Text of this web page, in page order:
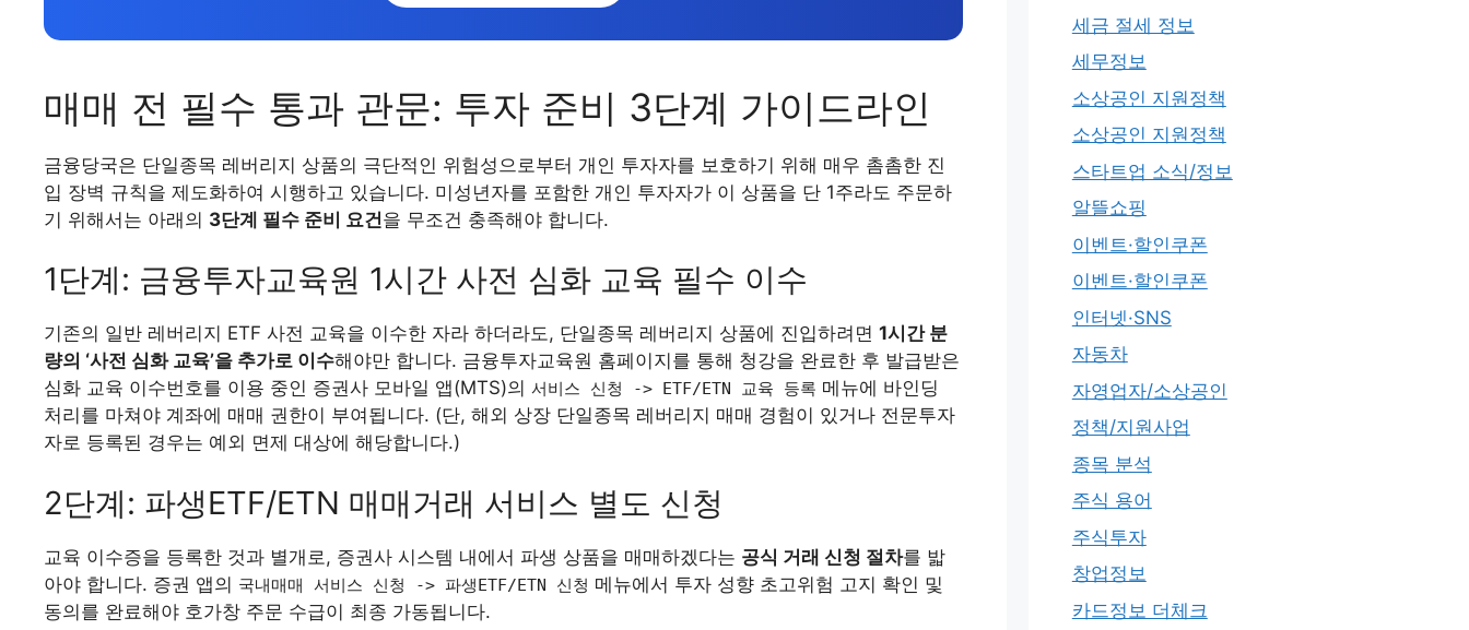
매매 전 필수 통과 관문: 투자 준비 3단계 가이드라인
금융당국은 단일종목 레버리지 상품의 극단적인 위험성으로부터 개인 투자자를 보호하기 위해 매우 촘촘한 진
입 장벽 규칙을 제도화하여 시행하고 있습니다. 미성년자를 포함한 개인 투자자가 이 상품을 단 1주라도 주문하
기 위해서는 아래의 3단계 필수 준비 요건을 무조건 충족해야 합니다.
1단계: 금융투자교육원 1시간 사전 심화 교육 필수 이수
기존의 일반 레버리지 ETF 사전 교육을 이수한 자라 하더라도, 단일종목 레버리지 상품에 진입하려면 1시간 분
량의 ‘사전 심화 교육’을 추가로 이수해야만 합니다. 금융투자교육원 홈페이지를 통해 청강을 완료한 후 발급받은
심화 교육 이수번호를 이용 중인 증권사 모바일 앱(MTS)의 서비스 신청 -> ETF/ETN 교육 등록 메뉴에 바인딩
처리를 마쳐야 계좌에 매매 권한이 부여됩니다. (단, 해외 상장 단일종목 레버리지 매매 경험이 있거나 전문투자
자로 등록된 경우는 예외 면제 대상에 해당합니다.)
2단계: 파생ETF/ETN 매매거래 서비스 별도 신청
교육 이수증을 등록한 것과 별개로, 증권사 시스템 내에서 파생 상품을 매매하겠다는 공식 거래 신청 절차를 밟
아야 합니다. 증권 앱의 국내매매 서비스 신청 -> 파생ETF/ETN 신청 메뉴에서 투자 성향 초고위험 고지 확인 및
동의를 완료해야 호가창 주문 수급이 최종 가동됩니다.
세금 절세 정보
세무정보
소상공인 지원정책
소상공인 지원정책
스타트업 소식/정보
알뜰쇼핑
이벤트·할인쿠폰
이벤트·할인쿠폰
인터넷·SNS
자동차
자영업자/소상공인
정책/지원사업
종목 분석
주식 용어
주식투자
창업정보
카드정보 더체크